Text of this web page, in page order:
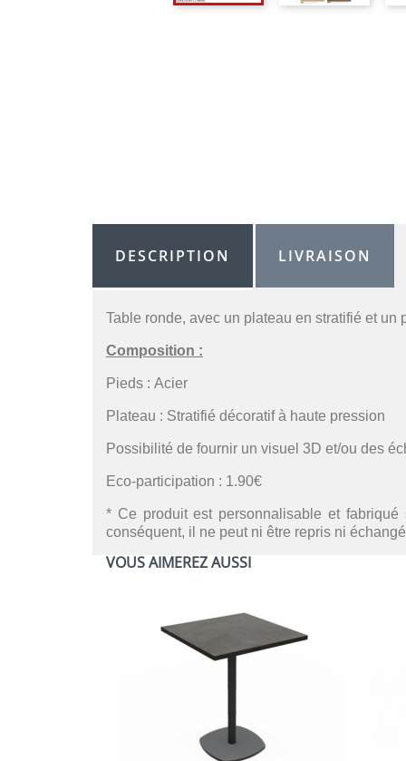
DESCRIPTION LIVRAISON
Table ronde, avec un plateau en stratifié et un
Composition :
Pieds : Acier
Plateau : Stratifié décoratif à haute pression
Possibilité de fournir un visuel 3D et/ou des
Eco-participation : 1.90€
* Ce produit est personnalisable et fabriqué
conséquent, il ne peut ni être repris ni échangé
VOUS AIMEREZ AUSSI